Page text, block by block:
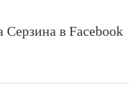
в Facebook